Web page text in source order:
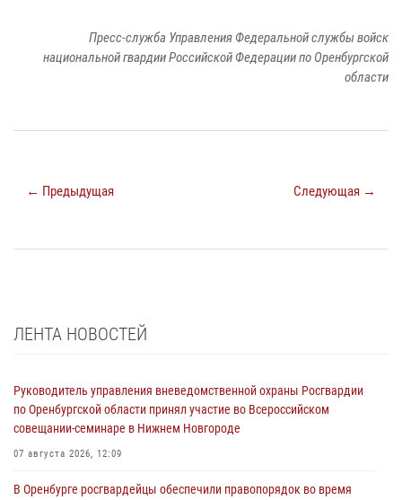
Пресс-служба Управления Федеральной службы войск
национальной гвардии Российской Федерации по Оренбургской
области
← Предыдущая Следующая →
ЛЕНТА НОВОСТЕЙ
Руководитель управления вневедомственной охраны Росгвардии
по Оренбургской области принял участие во Всероссийском
совещании-семинаре в Нижнем Новгороде
07 августа 2026, 12:09
В Оренбурге росгвардейцы обеспечили правопорядок во время